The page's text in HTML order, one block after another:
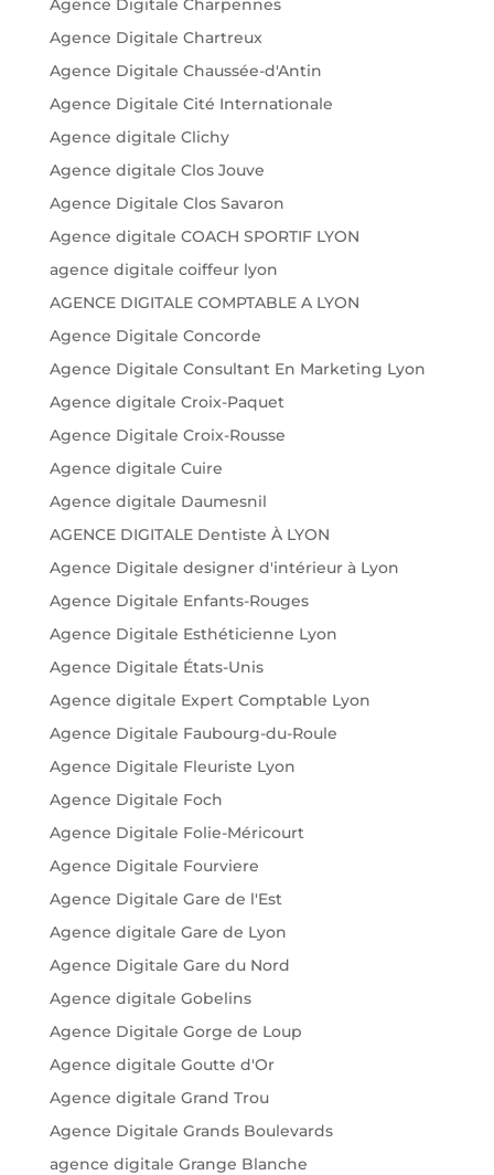
Agence Digitale Chartreux
Agence Digitale Chaussée-d'Antin
Agence Digitale Cité Internationale
Agence digitale Clichy
Agence digitale Clos Jouve
Agence Digitale Clos Savaron
Agence digitale COACH SPORTIF LYON
agence digitale coiffeur lyon
AGENCE DIGITALE COMPTABLE A LYON
Agence Digitale Concorde
Agence Digitale Consultant En Marketing Lyon
Agence digitale Croix-Paquet
Agence Digitale Croix-Rousse
Agence digitale Cuire
Agence digitale Daumesnil
AGENCE DIGITALE Dentiste À LYON
Agence Digitale designer d'intérieur à Lyon
Agence Digitale Enfants-Rouges
Agence Digitale Esthéticienne Lyon
Agence Digitale États-Unis
Agence digitale Expert Comptable Lyon
Agence Digitale Faubourg-du-Roule
Agence Digitale Fleuriste Lyon
Agence Digitale Foch
Agence Digitale Folie-Méricourt
Agence Digitale Fourviere
Agence Digitale Gare de l'Est
Agence digitale Gare de Lyon
Agence Digitale Gare du Nord
Agence digitale Gobelins
Agence Digitale Gorge de Loup
Agence digitale Goutte d'Or
Agence digitale Grand Trou
Agence Digitale Grands Boulevards
agence digitale Grange Blanche